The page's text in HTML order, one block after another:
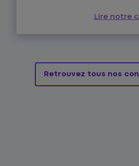
Lire notre
Retrouvez tous nos